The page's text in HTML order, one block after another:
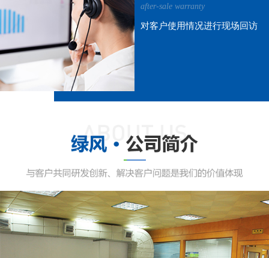
after-sale warranty
对客户使用情况进行现场回访